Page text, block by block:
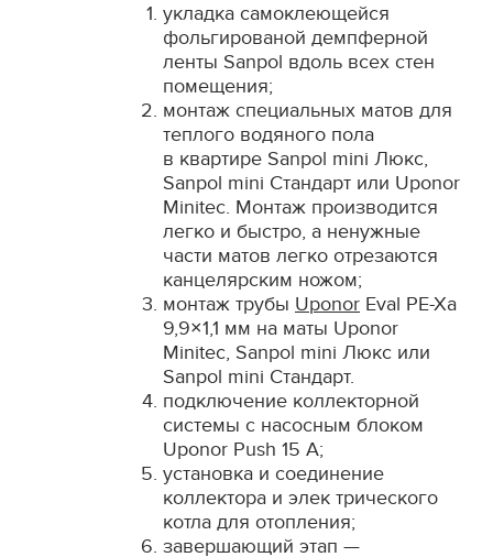
укладка самоклеющейся
фольгированой демпферной
ленты Sanpol вдоль всех стен
помещения;
монтаж специальных матов для
теплого водяного пола
в квартире Sanpol mini Люкс,
Sanpol mini Стандарт или Uponor
Minitec. Монтаж производится
легко и быстро, а ненужные
части матов легко отрезаются
канцелярским ножом;
монтаж трубы Uponor Eval PE-Xa
9,9×1,1 мм на маты Uponor
Minitec, Sanpol mini Люкс или
Sanpol mini Стандарт.
подключение коллекторной
системы с насосным блоком
Uponor Push 15 A;
установка и соединение
коллектора и элек трического
котла для отопления;
завершающий этап —